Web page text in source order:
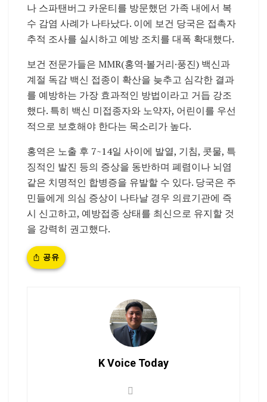
나 스파탠버그 카운티를 방문했던 가족 내에서 복
수 감염 사례가 나타났다. 이에 보건 당국은 접촉자
추적 조사를 실시하고 예방 조치를 대폭 확대했다.
보건 전문가들은 MMR(홍역·볼거리·풍진) 백신과
계절 독감 백신 접종이 확산을 늦추고 심각한 결과
를 예방하는 가장 효과적인 방법이라고 거듭 강조
했다. 특히 백신 미접종자와 노약자, 어린이를 우선
적으로 보호해야 한다는 목소리가 높다.
홍역은 노출 후 7~14일 사이에 발열, 기침, 콧물, 특
징적인 발진 등의 증상을 동반하며 폐렴이나 뇌염
같은 치명적인 합병증을 유발할 수 있다. 당국은 주
민들에게 의심 증상이 나타날 경우 의료기관에 즉
시 신고하고, 예방접종 상태를 최신으로 유지할 것
을 강력히 권고했다.
공유
K Voice Today